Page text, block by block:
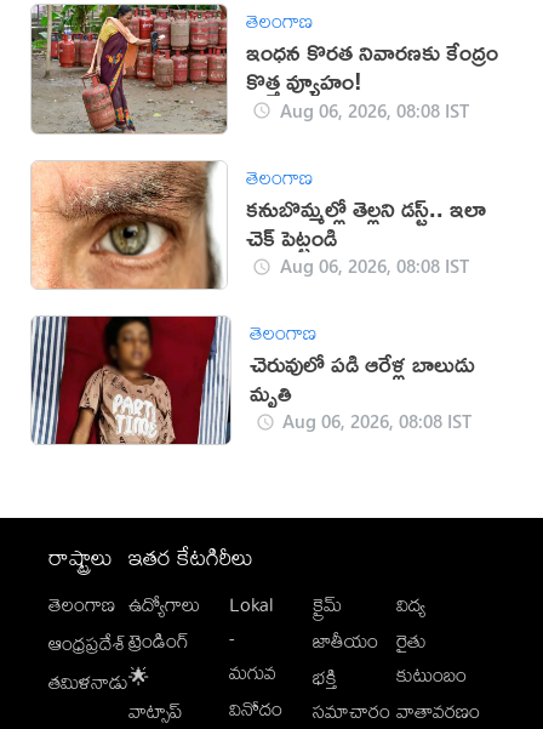
తెలంగాణ
ఇంధన కొరత నివారణకు కేంద్రం
కొత్త వ్యూహం!
Aug 06, 2026, 08:08 IST
తెలంగాణ
కనుబొమ్మల్లో తెల్లని డస్ట్.. ఇలా
చెక్ పెట్టండి
Aug 06, 2026, 08:08 IST
తెలంగాణ
చెరువులో పడి ఆరేళ్ల బాలుడు
మృతి
Aug 06, 2026, 08:08 IST
రాష్ట్రాలు
తెలంగాణ
ఆంధ్రప్రదేశ్
తమిళనాడు
ఇతర కేటగిరీలు
ఉద్యోగాలు
ట్రెండింగ్
🌟
వాట్సాప్
Lokal
-
మగువ
వినోదం
క్రైమ్
జాతీయం
భక్తి
సమాచారం
విద్య
రైతు
కుటుంబం
వాతావరణం